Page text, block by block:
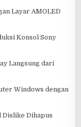
Layar AMOLED
Konsol Sony
Langsung dari
Windows dengan
Dislike Dihapus